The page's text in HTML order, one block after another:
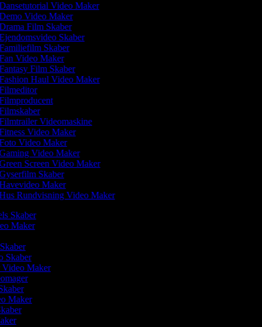
Video Maker
Video Maker
Film Skaber
Skaber
Skaber
Video Maker
Film Skaber
Haul Video Maker
Videomaskine
Video Maker
Video Maker
Video Maker
Screen Video Maker
Skaber
Maker
Rundvisning Video Maker
Skaber
Maker
Skaber
Video Maker
Maker